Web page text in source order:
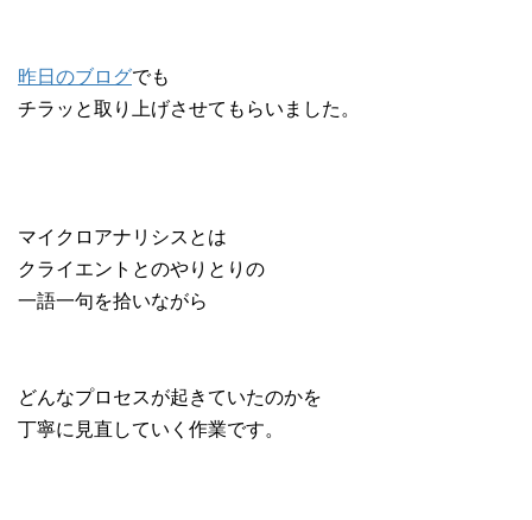
昨日のブログでも
チラッと取り上げさせてもらいました。
マイクロアナリシスとは
クライエントとのやりとりの
一語一句を拾いながら
どんなプロセスが起きていたのかを
丁寧に見直していく作業です。